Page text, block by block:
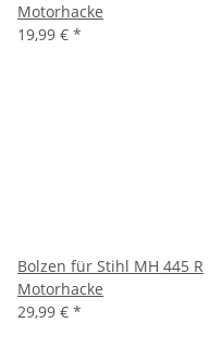
Motorhacke
19,99 € *
Bolzen für Stihl MH 445 R
Motorhacke
29,99 € *